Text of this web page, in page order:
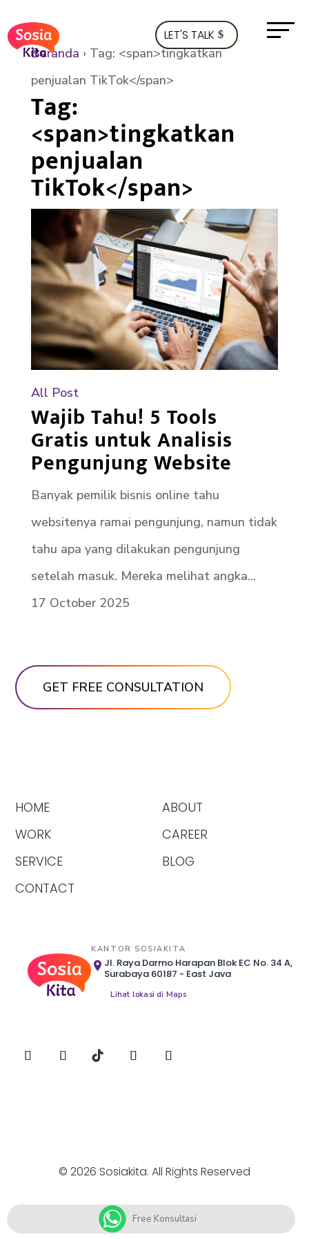
LET'S TALK
Beranda › Tag: <span>tingkatkan
penjualan TikTok</span>
Tag:
<span>tingkatkan
penjualan
TikTok</span>
All Post
Wajib Tahu! 5 Tools
Gratis untuk Analisis
Pengunjung Website
Banyak pemilik bisnis online tahu
websitenya ramai pengunjung, namun tidak
tahu apa yang dilakukan pengunjung
setelah masuk. Mereka melihat angka...
17 October 2025
HOME
WORK
SERVICE
CONTACT
ABOUT
CAREER
BLOG
KANTOR SOSIAKITA
Jl. Raya Darmo Harapan Blok EC No. 34 A,
Surabaya 60187 - East Java
Lihat lokasi di Maps
© 2026 Sosiakita. All Rights Reserved
Free Konsultasi